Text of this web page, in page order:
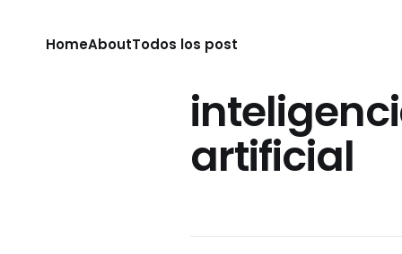
HomeAboutTodos los post
artificial